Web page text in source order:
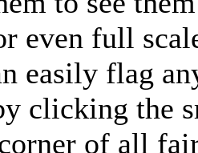
even full
easily flag
clicking the
of all